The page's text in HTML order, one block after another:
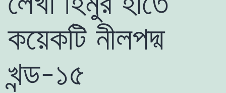
কয়েকটি নীলপদ্ম
খন্ড-১৫